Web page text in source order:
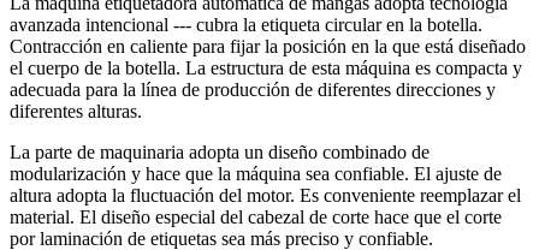
avanzada intencional --- cubra la etiqueta circular en la botella.
Contracción en caliente para fijar la posición en la que está diseñado
el cuerpo de la botella. La estructura de esta máquina es compacta y
adecuada para la línea de producción de diferentes direcciones y
diferentes alturas.
La parte de maquinaria adopta un diseño combinado de
modularización y hace que la máquina sea confiable. El ajuste de
altura adopta la fluctuación del motor. Es conveniente reemplazar el
material. El diseño especial del cabezal de corte hace que el corte
por laminación de etiquetas sea más preciso y confiable.